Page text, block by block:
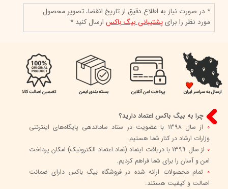
* در صورت نیاز به اطلاع دقیق از تاریخ انقضا، تصویر محصول
مورد نظر را برایپشتیبانی بیگ باکسارسال کنید *
چرا به بیگ باکس اعتماد دارید؟
0
از سال 1398 با عضویت در ستاد ساماندهی پایگاه‌های اینترنتی
وزارات ارشاد در کنار شما هستیم.
0
از سال 1399 با دریافت اینماد (نماد اعتماد الکترونیک) امکان پرداخت
امن و آسان را برای شما فراهم کردیم.
0 تمام محصولات ارائه شده در فروشگاه بیگ باکس دارای ضمانت
اصالت و کیفیت هستند.